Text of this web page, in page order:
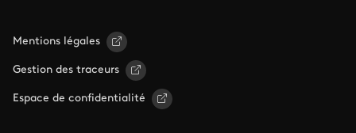
Mentions légales
Gestion des traceurs
Espace de confidentialité